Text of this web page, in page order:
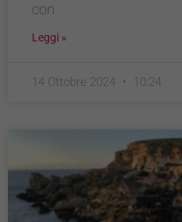
con
Leggi »
14 Ottobre 2024 10:24